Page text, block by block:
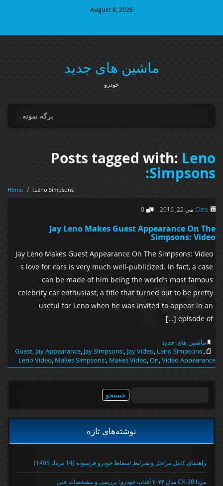
August 8, 2026
ماشین های جدید
خودرو
برگه نمونه
Posts tagged with:Leno
Simpsons:
Home / Leno Simpsons:
Date: می 22, 2016 0
Jay Leno Makes Guest Appearance On The
Simpsons: Video
Jay Leno Makes Guest Appearance On The Simpsons: Video
s love for cars is very much well-publicized. In fact, a case
can be made of him being the world’s most famous
celebrity car enthusiast, a title that turned out to be pretty
useful for Leno when he was invited to appear in an
episode of […]
ماشین های جدید
Guest,Jay Appearance,Jay Simpsons:,Jay Video,Leno Simpsons:
Leno Video,Makes Simpsons:,Makes Video,On,Video Appearance
نوشته‌های تازه
راهنمای کامل مراحل و شرایط اسقاط خودرو فرسوده (14 مرداد 1405)
مزدا CX-30 مدل ۲۰۲۴ آفتاب خودرو؛ بررسی و مشخصات فنی